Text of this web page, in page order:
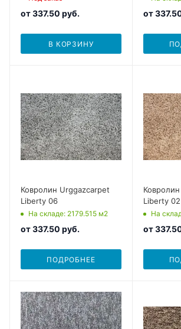
от337.50 руб.
В КОРЗИНУ
от
Ковролин Urggazcarpet
Liberty 06
На складе: 2179.515 м2
от337.50 руб.
ПОДРОБНЕЕ
Liberty 02
На
от